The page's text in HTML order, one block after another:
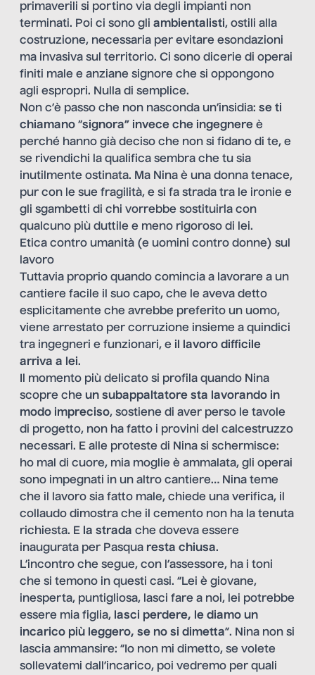
primaverili si portino via degli impianti non
terminati. Poi ci sono gli ambientalisti, ostili alla
costruzione, necessaria per evitare esondazioni
ma invasiva sul territorio. Ci sono dicerie di operai
finiti male e anziane signore che si oppongono
agli espropri. Nulla di semplice.
Non c’è passo che non nasconda un’insidia: se ti
chiamano “signora” invece che ingegnere è
perché hanno già deciso che non si fidano di te, e
se rivendichi la qualifica sembra che tu sia
inutilmente ostinata. Ma Nina è una donna tenace,
pur con le sue fragilità, e si fa strada tra le ironie e
gli sgambetti di chi vorrebbe sostituirla con
qualcuno più duttile e meno rigoroso di lei.
Etica contro umanità (e uomini contro donne) sul
lavoro
Tuttavia proprio quando comincia a lavorare a un
cantiere facile il suo capo, che le aveva detto
esplicitamente che avrebbe preferito un uomo,
viene arrestato per corruzione insieme a quindici
tra ingegneri e funzionari, e il lavoro difficile
arriva a lei.
Il momento più delicato si profila quando Nina
scopre che un subappaltatore sta lavorando in
modo impreciso, sostiene di aver perso le tavole
di progetto, non ha fatto i provini del calcestruzzo
necessari. E alle proteste di Nina si schermisce:
ho mal di cuore, mia moglie è ammalata, gli operai
sono impegnati in un altro cantiere… Nina teme
che il lavoro sia fatto male, chiede una verifica, il
collaudo dimostra che il cemento non ha la tenuta
richiesta. E la strada che doveva essere
inaugurata per Pasqua resta chiusa.
L’incontro che segue, con l’assessore, ha i toni
che si temono in questi casi. “Lei è giovane,
inesperta, puntigliosa, lasci fare a noi, lei potrebbe
essere mia figlia, lasci perdere, le diamo un
incarico più leggero, se no si dimetta”. Nina non si
lascia ammansire: “Io non mi dimetto, se volete
sollevatemi dall’incarico, poi vedremo per quali